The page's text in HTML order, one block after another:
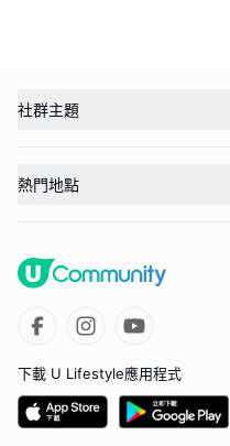
社群主題
熱門地點
下載 U Lifestyle應用程式